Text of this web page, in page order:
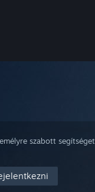
szabott segítséget